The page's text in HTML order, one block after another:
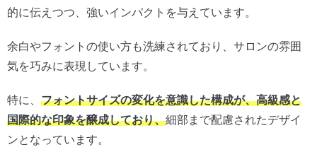
的に伝えつつ、強いインパクトを与えています。
余白やフォントの使い方も洗練されており、サロンの雰囲
気を巧みに表現しています。
特に、 フォントサイズの変化を意識した構成が、高級感と
国際的な印象を醸成しており、細部まで配慮されたデザイ
ンとなっています。